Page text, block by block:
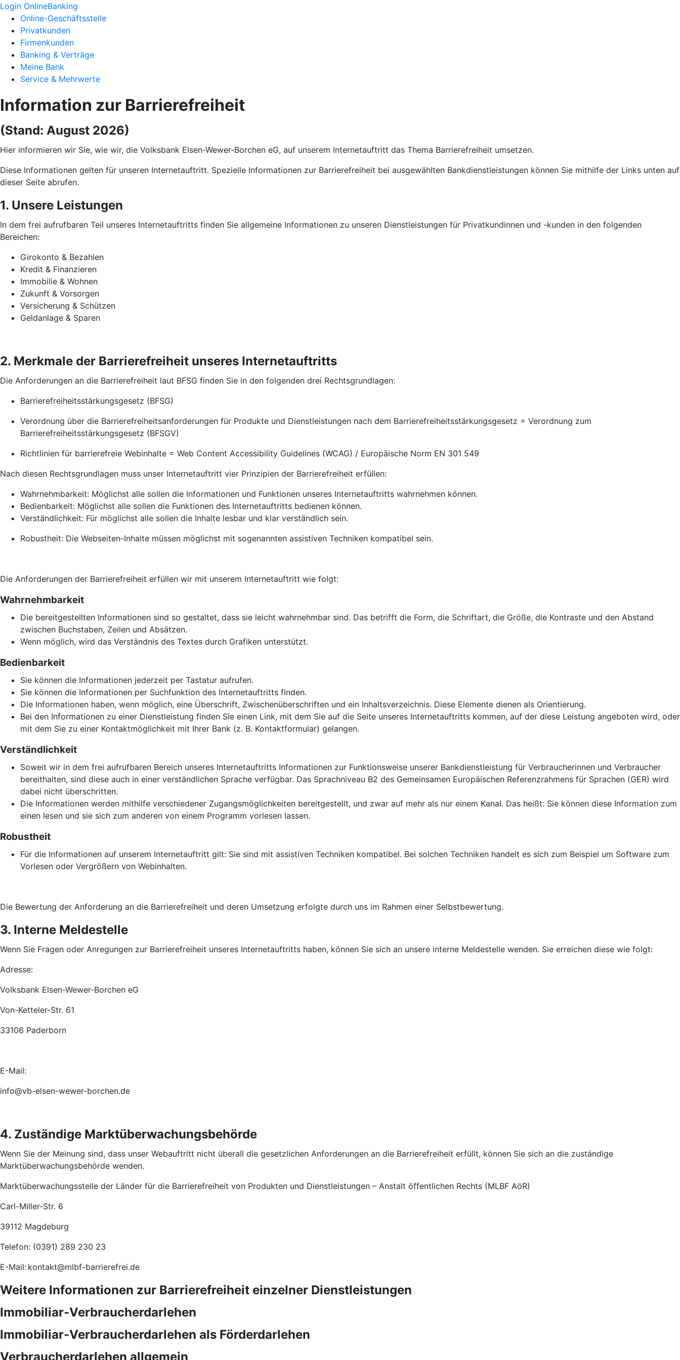
Login OnlineBanking
Online-Geschäftsstelle
Privatkunden
Firmenkunden
Banking & Verträge
Meine Bank
Service & Mehrwerte
Information zur Barrierefreiheit
(Stand: August 2026)
Hier informieren wir Sie, wie wir, die Volksbank Elsen-Wewer-Borchen eG, auf unserem Internetauftritt das Thema Barrierefreiheit umsetzen.
Diese Informationen gelten für unseren Internetauftritt. Spezielle Informationen zur Barrierefreiheit bei ausgewählten Bankdienstleistungen können Sie mithilfe der Links unten auf
dieser Seite abrufen.
1. Unsere Leistungen
In dem frei aufrufbaren Teil unseres Internetauftritts finden Sie allgemeine Informationen zu unseren Dienstleistungen für Privatkundinnen und -kunden in den folgenden
Bereichen:
Girokonto & Bezahlen
Kredit & Finanzieren
Immobilie & Wohnen
Zukunft & Vorsorgen
Versicherung & Schützen
Geldanlage & Sparen
2. Merkmale der Barrierefreiheit unseres Internetauftritts
Die Anforderungen an die Barrierefreiheit laut BFSG finden Sie in den folgenden drei Rechtsgrundlagen:
Barrierefreiheitsstärkungsgesetz (BFSG)
Verordnung über die Barrierefreiheitsanforderungen für Produkte und Dienstleistungen nach dem Barrierefreiheitsstärkungsgesetz = Verordnung zum
Barrierefreiheitsstärkungsgesetz (BFSGV)
Richtlinien für barrierefreie Webinhalte = Web Content Accessibility Guidelines (WCAG) / Europäische Norm EN 301 549
Nach diesen Rechtsgrundlagen muss unser Internetauftritt vier Prinzipien der Barrierefreiheit erfüllen:
Wahrnehmbarkeit: Möglichst alle sollen die Informationen und Funktionen unseres Internetauftritts wahrnehmen können.
Bedienbarkeit: Möglichst alle sollen die Funktionen des Internetauftritts bedienen können.
Verständlichkeit: Für möglichst alle sollen die Inhalte lesbar und klar verständlich sein.
Robustheit: Die Webseiten-Inhalte müssen möglichst mit sogenannten assistiven Techniken kompatibel sein.
Die Anforderungen der Barrierefreiheit erfüllen wir mit unserem Internetauftritt wie folgt:
Wahrnehmbarkeit
Die bereitgestellten Informationen sind so gestaltet, dass sie leicht wahrnehmbar sind. Das betrifft die Form, die Schriftart, die Größe, die Kontraste und den Abstand
zwischen Buchstaben, Zeilen und Absätzen.
Wenn möglich, wird das Verständnis des Textes durch Grafiken unterstützt.
Bedienbarkeit
Sie können die Informationen jederzeit per Tastatur aufrufen.
Sie können die Informationen per Suchfunktion des Internetauftritts finden.
Die Informationen haben, wenn möglich, eine Überschrift, Zwischenüberschriften und ein Inhaltsverzeichnis. Diese Elemente dienen als Orientierung.
Bei den Informationen zu einer Dienstleistung finden Sie einen Link, mit dem Sie auf die Seite unseres Internetauftritts kommen, auf der diese Leistung angeboten wird, oder
mit dem Sie zu einer Kontaktmöglichkeit mit Ihrer Bank (z. B. Kontaktformular) gelangen.
Verständlichkeit
Soweit wir in dem frei aufrufbaren Bereich unseres Internetauftritts Informationen zur Funktionsweise unserer Bankdienstleistung für Verbraucherinnen und Verbraucher
bereithalten, sind diese auch in einer verständlichen Sprache verfügbar. Das Sprachniveau B2 des Gemeinsamen Europäischen Referenzrahmens für Sprachen (GER) wird
dabei nicht überschritten.
Die Informationen werden mithilfe verschiedener Zugangsmöglichkeiten bereitgestellt, und zwar auf mehr als nur einem Kanal. Das heißt: Sie können diese Information zum
einen lesen und sie sich zum anderen von einem Programm vorlesen lassen.
Robustheit
Für die Informationen auf unserem Internetauftritt gilt: Sie sind mit assistiven Techniken kompatibel. Bei solchen Techniken handelt es sich zum Beispiel um Software zum
Vorlesen oder Vergrößern von Webinhalten.
Die Bewertung der Anforderung an die Barrierefreiheit und deren Umsetzung erfolgte durch uns im Rahmen einer Selbstbewertung.
3. Interne Meldestelle
Wenn Sie Fragen oder Anregungen zur Barrierefreiheit unseres Internetauftritts haben, können Sie sich an unsere interne Meldestelle wenden. Sie erreichen diese wie folgt:
Adresse:
Volksbank Elsen-Wewer-Borchen eG
Von-Ketteler-Str. 61
33106 Paderborn
E-Mail:
info@vb-elsen-wewer-borchen.de
4. Zuständige Marktüberwachungsbehörde
Wenn Sie der Meinung sind, dass unser Webauftritt nicht überall die gesetzlichen Anforderungen an die Barrierefreiheit erfüllt, können Sie sich an die zuständige
Marktüberwachungsbehörde wenden.
Marktüberwachungsstelle der Länder für die Barrierefreiheit von Produkten und Dienstleistungen – Anstalt öffentlichen Rechts (MLBF AöR)
Carl-Miller-Str. 6
39112 Magdeburg
Telefon: (0391) 289 230 23
E-Mail: kontakt@mlbf-barrierefrei.de
Weitere Informationen zur Barrierefreiheit einzelner Dienstleistungen
Immobiliar-Verbraucherdarlehen
Immobiliar-Verbraucherdarlehen als Förderdarlehen
Verbraucherdarlehen allgemein